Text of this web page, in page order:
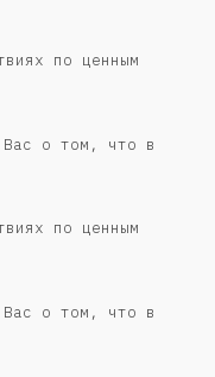
по ценным
Вас о том, что в
по ценным
Вас о том, что в